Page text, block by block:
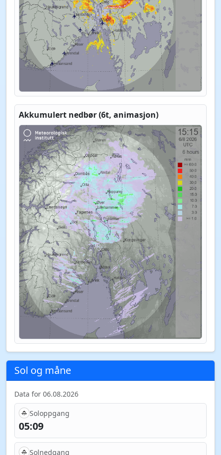
Akkumulert nedbør (6t, animasjon)
Sol og måne
Data for 06.08.2026
Soloppgang
05:09
Solnedgang